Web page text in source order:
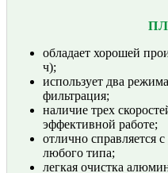
обладает хорошей
ч);
использует два
фильтрация;
наличие трех
эффективной работе;
отлично справляется
любого типа;
легкая очистка